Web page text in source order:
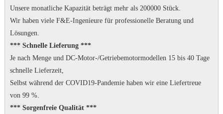
Unsere monatliche Kapazität beträgt mehr als 200000 Stück.
Wir haben viele F&E-Ingenieure für professionelle Beratung und
Lösungen.
*** Schnelle Lieferung ***
Je nach Menge und DC-Motor-/Getriebemotormodellen 15 bis 40 Tage
schnelle Lieferzeit,
Selbst während der COVID19-Pandemie haben wir eine Liefertreue
von 99 %.
*** Sorgenfreie Qualität ***